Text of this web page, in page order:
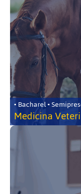
• Bacharel •
Medicina